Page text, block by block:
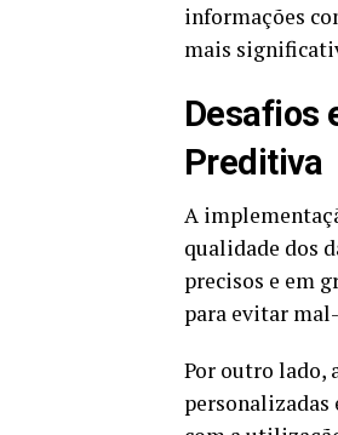
informações
mais
Desafios
Preditiva
A
qualidade dos
precisos e em
para evitar
Por outro lado,
personalizadas